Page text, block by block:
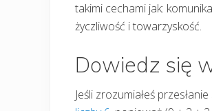
takimi cechami jak:
życzliwość i towarzyskość.
Dowiedz się
Jeśli zrozumiałeś